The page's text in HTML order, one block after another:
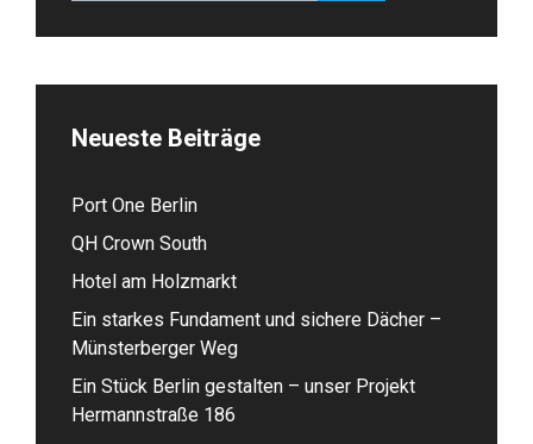
Neueste Beiträge
Port One Berlin
QH Crown South
Hotel am Holzmarkt
Ein starkes Fundament und sichere Dächer –
Münsterberger Weg
Ein Stück Berlin gestalten – unser Projekt
Hermannstraße 186